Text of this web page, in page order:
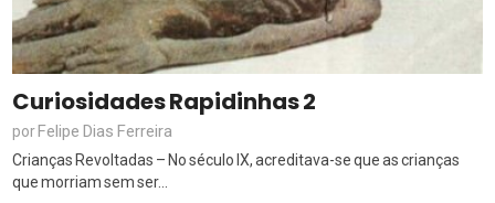
Curiosidades Rapidinhas 2
porFelipe Dias Ferreira
Crianças Revoltadas – No século IX, acreditava-se que as crianças
que morriam sem ser...